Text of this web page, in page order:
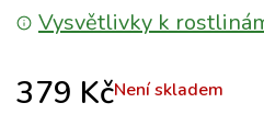
Vysvětlivky k
379 KčNení skladem